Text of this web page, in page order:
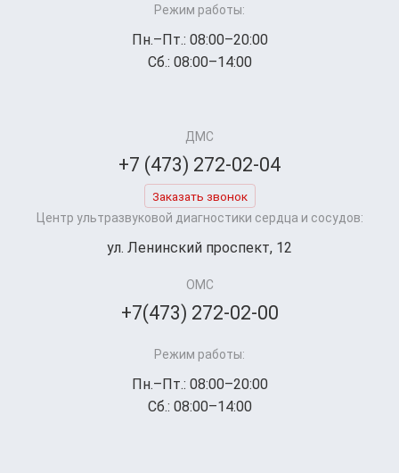
Режим работы:
Пн.–Пт.: 08:00–20:00
Сб.: 08:00–14:00
ДМС
+7 (473) 272-02-04
Заказать звонок
Центр ультразвуковой диагностики сердца и сосудов:
ул. Ленинский проспект, 12
ОМС
+7(473) 272-02-00
Режим работы:
Пн.–Пт.: 08:00–20:00
Сб.: 08:00–14:00